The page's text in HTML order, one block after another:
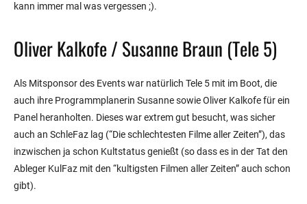
kann immer mal was vergessen ;).
Oliver Kalkofe / Susanne Braun (Tele 5)
Als Mitsponsor des Events war natürlich Tele 5 mit im Boot, die
auch ihre Programmplanerin Susanne sowie Oliver Kalkofe für ein
Panel heranholten. Dieses war extrem gut besucht, was sicher
auch an SchleFaz lag (“Die schlechtesten Filme aller Zeiten”), das
inzwischen ja schon Kultstatus genießt (so dass es in der Tat den
Ableger KulFaz mit den “kultigsten Filmen aller Zeiten” auch schon
gibt).